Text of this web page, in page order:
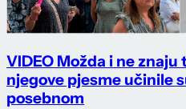
VIDEO Možda i ne znaju
njegove pjesme učinile
posebnom